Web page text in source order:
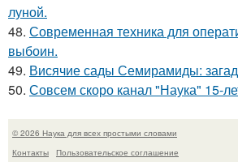
луной.
48. Современная техника для
выбоин.
49. Висячие сады Семирамиды:
50. Совсем скоро канал "Наука" 15-
© 2026 Наука для всех простыми словами
Контакты
Пользовательское соглашение